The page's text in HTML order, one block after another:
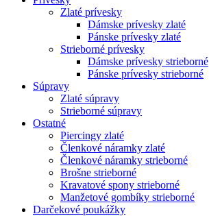
Zlaté prívesky
Dámske prívesky zlaté
Pánske prívesky zlaté
Strieborné prívesky
Dámske prívesky strieborné
Pánske prívesky strieborné
Súpravy
Zlaté súpravy
Strieborné súpravy
Ostatné
Piercingy zlaté
Členkové náramky zlaté
Členkové náramky strieborné
Brošne strieborné
Kravatové spony strieborné
Manžetové gombíky strieborné
Darčekové poukážky